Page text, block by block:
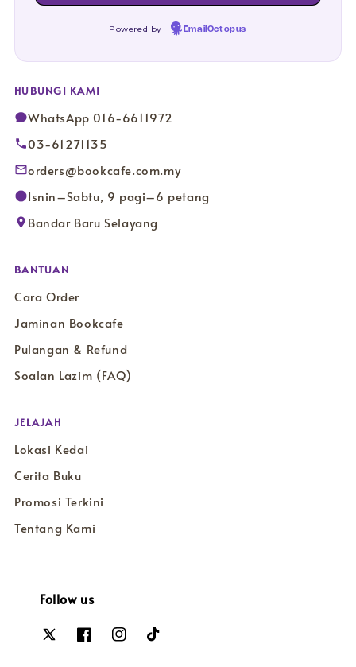
Powered by EmailOctopus
HUBUNGI KAMI
WhatsApp 016-6611972
03-61271135
orders@bookcafe.com.my
Isnin–Sabtu, 9 pagi–6 petang
Bandar Baru Selayang
BANTUAN
Cara Order
Jaminan Bookcafe
Pulangan & Refund
Soalan Lazim (FAQ)
JELAJAH
Lokasi Kedai
Cerita Buku
Promosi Terkini
Tentang Kami
Follow us